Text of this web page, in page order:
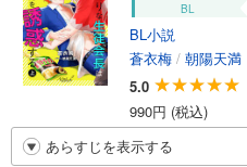
BL
BL小説
蒼衣梅 / 朝陽天満
5.0
990円 (税込)
あらすじを表示する